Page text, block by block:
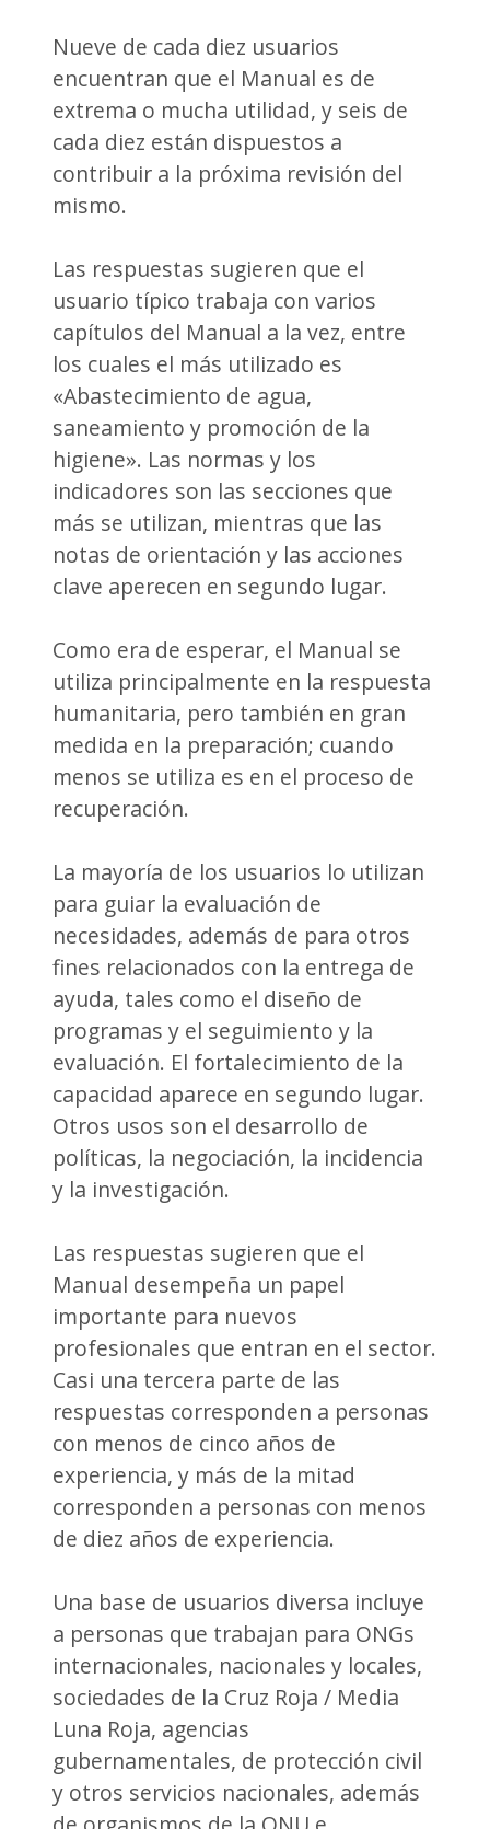
Nueve de cada diez usuarios
encuentran que el Manual es de
extrema o mucha utilidad, y seis de
cada diez están dispuestos a
contribuir a la próxima revisión del
mismo.
Las respuestas sugieren que el
usuario típico trabaja con varios
capítulos del Manual a la vez, entre
los cuales el más utilizado es
«Abastecimiento de agua,
saneamiento y promoción de la
higiene». Las normas y los
indicadores son las secciones que
más se utilizan, mientras que las
notas de orientación y las acciones
clave aperecen en segundo lugar.
Como era de esperar, el Manual se
utiliza principalmente en la respuesta
humanitaria, pero también en gran
medida en la preparación; cuando
menos se utiliza es en el proceso de
recuperación.
La mayoría de los usuarios lo utilizan
para guiar la evaluación de
necesidades, además de para otros
fines relacionados con la entrega de
ayuda, tales como el diseño de
programas y el seguimiento y la
evaluación. El fortalecimiento de la
capacidad aparece en segundo lugar.
Otros usos son el desarrollo de
políticas, la negociación, la incidencia
y la investigación.
Las respuestas sugieren que el
Manual desempeña un papel
importante para nuevos
profesionales que entran en el sector.
Casi una tercera parte de las
respuestas corresponden a personas
con menos de cinco años de
experiencia, y más de la mitad
corresponden a personas con menos
de diez años de experiencia.
Una base de usuarios diversa incluye
a personas que trabajan para ONGs
internacionales, nacionales y locales,
sociedades de la Cruz Roja / Media
Luna Roja, agencias
gubernamentales, de protección civil
y otros servicios nacionales, además